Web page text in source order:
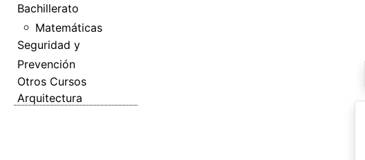
Bachillerato
Matemáticas
Seguridad y
Prevención
Otros Cursos
Arquitectura